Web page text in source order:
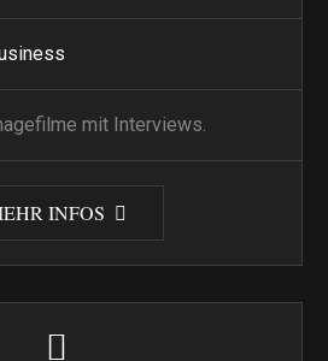
mit Interviews.
INFOS